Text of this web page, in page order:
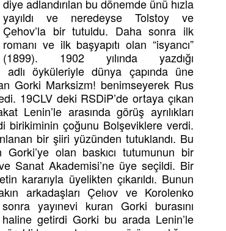
diye adlandırılan bu dönemde ünü hızla
yayıldı ve neredeyse Tolstoy ve
Çehov’la bir tutuldu. Daha sonra ilk
romanı ve ilk başyapıtı olan “isyancı”
(1899). 1902 yılında yazdığı
adlı öyküleriyle dünya çapında üne
Gorki Marksizm! benimseyerek Rus
19CLV deki RSDiP’de ortaya çıkan
Lenin’le arasında görüş ayrılıkları
birikiminin çoğunu Bolşeviklere verdi.
bir şiiri yüzünden tutuklandı. Bu
olan baskıcı tutumunun bir
Sanat Akademisi’ne üye seçildi. Bir
kararıyla üyelikten çıkarıldı. Bunun
arkadaşları Çelıov ve Korolenko
yayınevi kuran Gorki burasını
getirdi Gorki bu arada Lenin’le